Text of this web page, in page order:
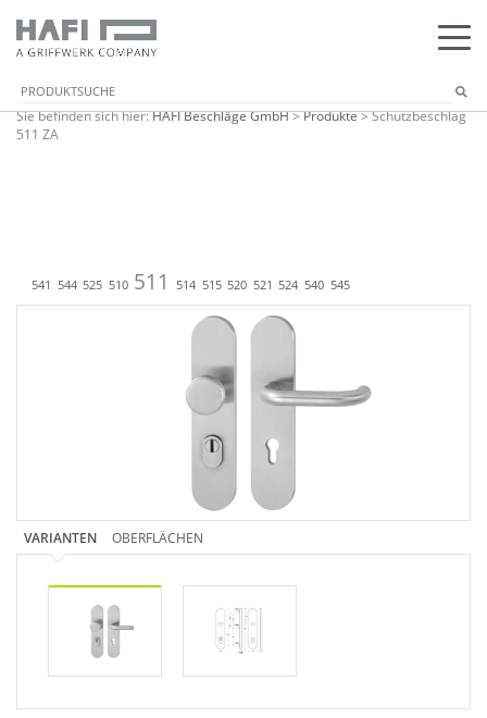
Sie befinden sich hier:HAFI Beschläge GmbH>Produkte>Schutzbeschlag
511 ZA
541 544 525 510 511 514 515 520 521 524 540 545
VARIANTEN OBERFLÄCHEN